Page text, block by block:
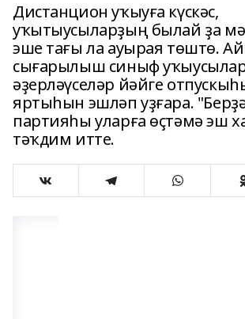
Дистанцион уҡыуға күскәс,
уҡытыусыларҙың былай ҙа
эше тағы ла ауырая төштө.
сығарылыш синыф
әҙерләүселәр йәйге
яртыһын эшләп уҙғара.
партияһы уларға өҫтәмә эш
тәҡдим итте.